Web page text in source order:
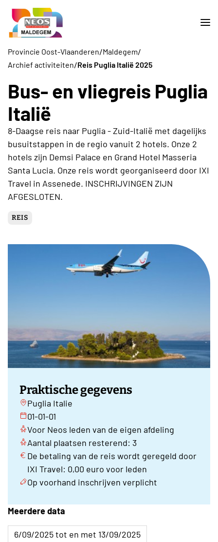
Provincie Oost-Vlaanderen/Maldegem/
Archief activiteiten/Reis Puglia Italië 2025
Bus- en vliegreis Puglia
Italië
8-Daagse reis naar Puglia - Zuid-Italië met dagelijks
busuitstappen in de regio vanuit 2 hotels. Onze 2
hotels zijn Demsi Palace en Grand Hotel Masseria
Santa Lucia. Onze reis wordt georganiseerd door IXI
Travel in Assenede. INSCHRIJVINGEN ZIJN
AFGESLOTEN.
REIS
Praktische gegevens
Puglia Italie
01-01-01
Voor Neos leden van de eigen afdeling
Aantal plaatsen resterend: 3
De betaling van de reis wordt geregeld door
IXI Travel: 0,00 euro voor leden
Op voorhand inschrijven verplicht
Meerdere data
6/09/2025 tot en met 13/09/2025